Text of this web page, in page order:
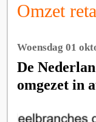
Omzet
Woensdag 01
De
omgezet in